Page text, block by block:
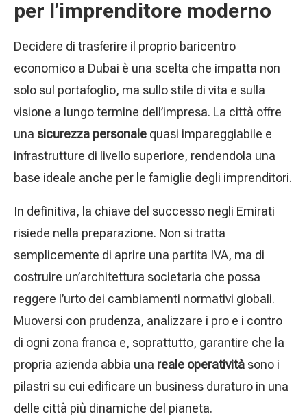
per l’imprenditore moderno
Decidere di trasferire il proprio baricentro
economico a Dubai è una scelta che impatta non
solo sul portafoglio, ma sullo stile di vita e sulla
visione a lungo termine dell’impresa. La città offre
una sicurezza personale quasi impareggiabile e
infrastrutture di livello superiore, rendendola una
base ideale anche per le famiglie degli imprenditori.
In definitiva, la chiave del successo negli Emirati
risiede nella preparazione. Non si tratta
semplicemente di aprire una partita IVA, ma di
costruire un’architettura societaria che possa
reggere l’urto dei cambiamenti normativi globali.
Muoversi con prudenza, analizzare i pro e i contro
di ogni zona franca e, soprattutto, garantire che la
propria azienda abbia una reale operatività sono i
pilastri su cui edificare un business duraturo in una
delle città più dinamiche del pianeta.